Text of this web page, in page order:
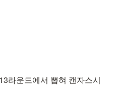
라운드에서 뽑혀 캔자스시